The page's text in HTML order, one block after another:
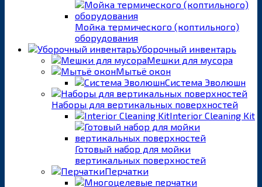
Мойка термического (коптильного)
оборудования
Уборочный инвентарь
Мешки для мусора
Мытьё окон
Система Эволюшн
Наборы для вертикальных поверхностей
Interior Cleaning Kit
Готовый набор для мойки
вертикальных поверхностей
Перчатки